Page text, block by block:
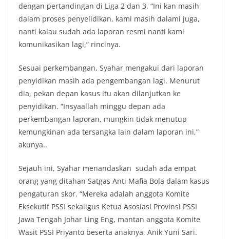
dengan pertandingan di Liga 2 dan 3. “Ini kan masih
dalam proses penyelidikan, kami masih dalami juga,
nanti kalau sudah ada laporan resmi nanti kami
komunikasikan lagi,” rincinya.
Sesuai perkembangan, Syahar mengakui dari laporan
penyidikan masih ada pengembangan lagi. Menurut
dia, pekan depan kasus itu akan dilanjutkan ke
penyidikan. “Insyaallah minggu depan ada
perkembangan laporan, mungkin tidak menutup
kemungkinan ada tersangka lain dalam laporan ini,”
akunya..
Sejauh ini, Syahar menandaskan sudah ada empat
orang yang ditahan Satgas Anti Mafia Bola dalam kasus
pengaturan skor. “Mereka adalah anggota Komite
Eksekutif PSSI sekaligus Ketua Asosiasi Provinsi PSSI
Jawa Tengah Johar Ling Eng, mantan anggota Komite
Wasit PSSI Priyanto beserta anaknya, Anik Yuni Sari.